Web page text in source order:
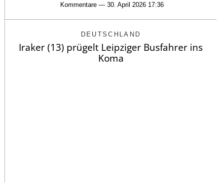
Kommentare — 30. April 2026 17:36
DEUTSCHLAND
Iraker (13) prügelt Leipziger Busfahrer ins
Koma